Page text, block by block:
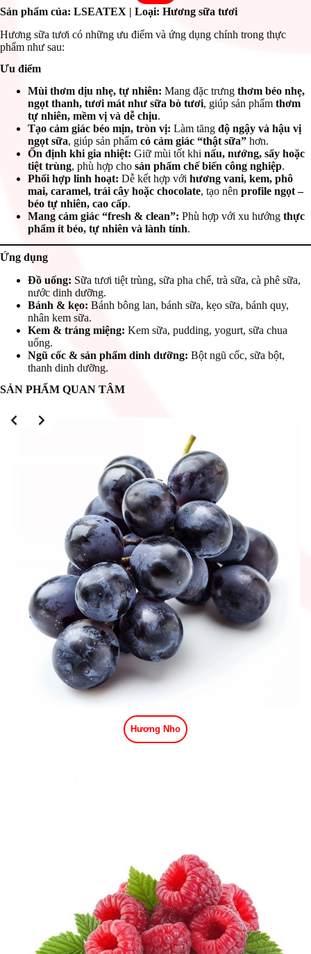
Sản phẩm của: LSEATEX | Loại: Hương sữa tươi
Hương sữa tươi có những ưu điểm và ứng dụng chính trong thực
phẩm như sau:
Ưu điểm
Mùi thơm dịu nhẹ, tự nhiên: Mang đặc trưng thơm béo nhẹ,
ngọt thanh, tươi mát như sữa bò tươi, giúp sản phẩm thơm
tự nhiên, mềm vị và dễ chịu.
Tạo cảm giác béo mịn, tròn vị: Làm tăng độ ngậy và hậu vị
ngọt sữa, giúp sản phẩm có cảm giác “thật sữa” hơn.
Ổn định khi gia nhiệt: Giữ mùi tốt khi nấu, nướng, sấy hoặc
tiệt trùng, phù hợp cho sản phẩm chế biến công nghiệp.
Phối hợp linh hoạt: Dễ kết hợp với hương vani, kem, phô
mai, caramel, trái cây hoặc chocolate, tạo nên profile ngọt –
béo tự nhiên, cao cấp.
Mang cảm giác “fresh & clean”: Phù hợp với xu hướng thực
phẩm ít béo, tự nhiên và lành tính.
Ứng dụng
Đồ uống: Sữa tươi tiệt trùng, sữa pha chế, trà sữa, cà phê sữa,
nước dinh dưỡng.
Bánh & kẹo: Bánh bông lan, bánh sữa, kẹo sữa, bánh quy,
nhân kem sữa.
Kem & tráng miệng: Kem sữa, pudding, yogurt, sữa chua
uống.
Ngũ cốc & sản phẩm dinh dưỡng: Bột ngũ cốc, sữa bột,
thanh dinh dưỡng.
SẢN PHẨM QUAN TÂM
Hương Nho